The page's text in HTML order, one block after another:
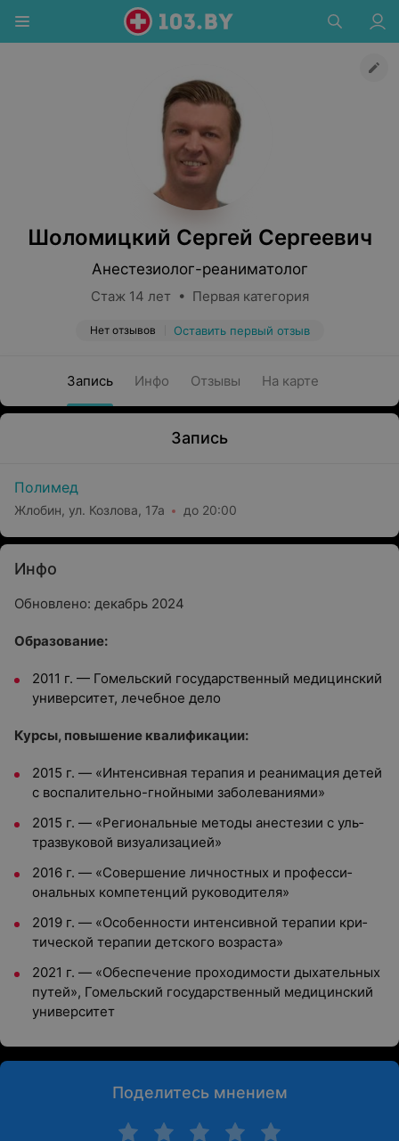
Шоломицкий Сергей Сергеевич
Анестезиолог-реаниматолог
Стаж 14 лет • Первая категория
Нет отзывов Оставить первый отзыв
Запись Инфо Отзывы На карте
Запись
Полимед
Жлобин, ул. Козлова, 17а до 20:00
Инфо
Обновлено: декабрь 2024
Образование:
2011 г. — Гомельский государственный медицинский
университет, лечебное дело
Курсы, повышение квалификации:
2015 г. — «Ин­тенсив­ная те­рапия и ре­ани­мация де­тей
с вос­па­литель­но-гной­ны­ми за­боле­вани­ями»
2015 г. — «Ре­ги­ональ­ные ме­тоды анес­те­зии с уль­
траз­ву­ковой ви­зу­али­заци­ей»
2016 г. — «Со­вер­ше­ние лич­нос­тных и про­фес­си­
ональ­ных ком­пе­тен­ций ру­ково­дите­ля»
2019 г. — «Осо­бен­ности ин­тенсив­ной те­рапии кри­
тичес­кой те­рапии дет­ско­го воз­раста»
2021 г. — «Обес­пе­чение про­ходи­мос­ти ды­хатель­ных
пу­тей», Го­мель­ский го­сударс­твен­ный ме­дицин­ский
уни­вер­си­тет
Поделитесь мнением